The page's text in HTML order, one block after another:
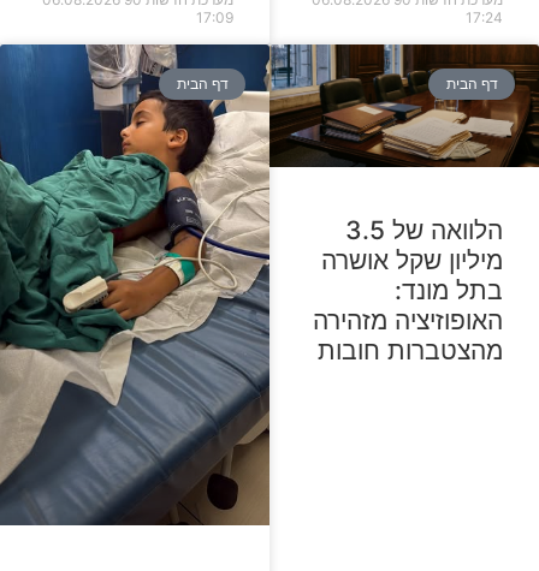
17:24
17:09
דף הבית
הלוואה של 3.5
מיליון שקל אושרה
בתל מונד:
האופוזיציה מזהירה
מהצטברות חובות
דף הבית